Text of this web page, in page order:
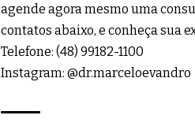
agende agora mesmo uma
contatos abaixo, e conheça sua
Telefone: (48) 99182-1100
Instagram: @dr.marceloevandro